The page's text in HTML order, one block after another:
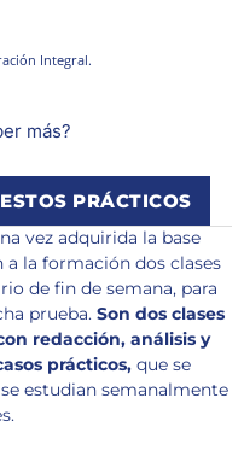
Integral.
más?
PRÁCTICOS
vez adquirida la base
a la formación dos clases
de fin de semana, para
prueba.Son dos clases
redacción, análisis y
prácticos, que se
estudian semanalmente